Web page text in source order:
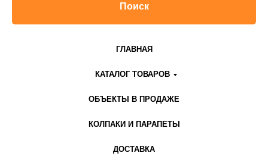
Поиск
ГЛАВНАЯ
КАТАЛОГ ТОВАРОВ
ОБЪЕКТЫ В ПРОДАЖЕ
КОЛПАКИ И ПАРАПЕТЫ
ДОСТАВКА